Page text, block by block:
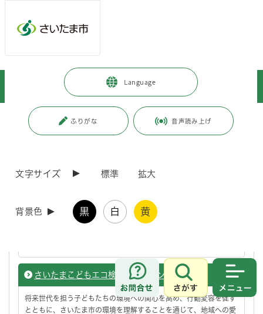
Language
ふりがな 音声読み上げ
文字サイズ 標準 拡大
背景色 黒 白 黄
お問合せ
さがす
暮らし・手続き > 環境保全 環境教育・学習
ページ番号：J006370
さいたまこどもエコ検定にチャレンジしよう！
将来世代を担う子どもたちの環境への関心を高め、行動変容を促す
とともに、さいたま市の環境を理解することを通じて、地域への愛